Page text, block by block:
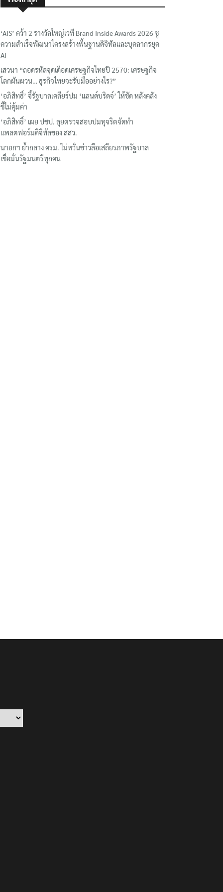
‘AIS’ คว้า 2 รางวัลใหญ่เวที Brand Inside Awards 2026 ชู
ความสำเร็จพัฒนาโครงสร้างพื้นฐานดิจิทัลและบุคลากรยุค
AI
เสวนา “ถอดรหัสจุดเดือดเศรษฐกิจไทยปี 2570: เศรษฐกิจ
โลกผันผวน… ธุรกิจไทยจะรับมืออย่างไร?”
‘อภิสิทธิ์’ จี้รัฐบาลเคลียร์ปม ‘แลนด์บริดจ์’ ให้ชัด หลังคลัง
ชี้ไม่คุ้มค่า
‘อภิสิทธิ์’ เผย ปชป. ลุยตรวจสอบปมทุจริตจัดทำ
แพลตฟอร์มดิจิทัลของ สสว.
นายกฯ ย้ำกลาง ครม. ไม่หวั่นข่าวลือเสถียรภาพรัฐบาล
เชื่อมั่นรัฐมนตรีทุกคน